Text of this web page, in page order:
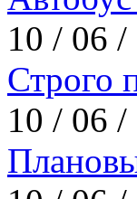
10 / 06 /
Строго
10 / 06 /